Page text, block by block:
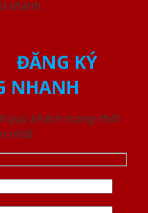
thành.
ĐĂNG KÝ
NHANH
quý khách trong thời
nhất